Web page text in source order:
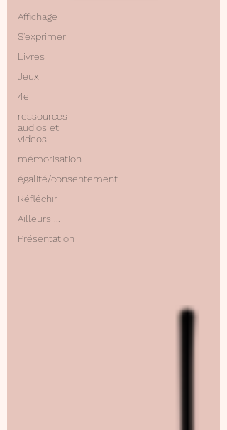
Affichage
S'exprimer
Livres
Jeux
4e
ressources
audios et
videos
mémorisation
égalité/consentement
Réfléchir
Ailleurs ...
Présentation